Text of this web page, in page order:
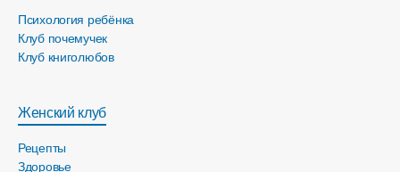
Психология ребёнка
Клуб почемучек
Клуб книголюбов
Женский клуб
Рецепты
Здоровье